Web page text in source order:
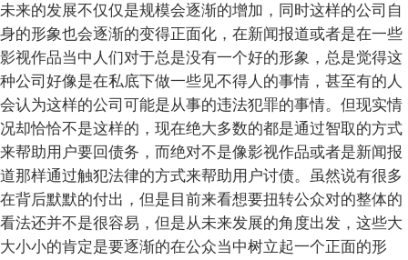
未来的发展不仅仅是规模会逐渐的增加，同时这样的公司自
身的形象也会逐渐的变得正面化，在新闻报道或者是在一些
影视作品当中人们对于总是没有一个好的形象，总是觉得这
种公司好像是在私底下做一些见不得人的事情，甚至有的人
会认为这样的公司可能是从事的违法犯罪的事情。但现实情
况却恰恰不是这样的，现在绝大多数的都是通过智取的方式
来帮助用户要回债务，而绝对不是像影视作品或者是新闻报
道那样通过触犯法律的方式来帮助用户讨债。虽然说有很多
在背后默默的付出，但是目前来看想要扭转公众对的整体的
看法还并不是很容易，但是从未来发展的角度出发，这些大
大小小的肯定是要逐渐的在公众当中树立起一个正面的形